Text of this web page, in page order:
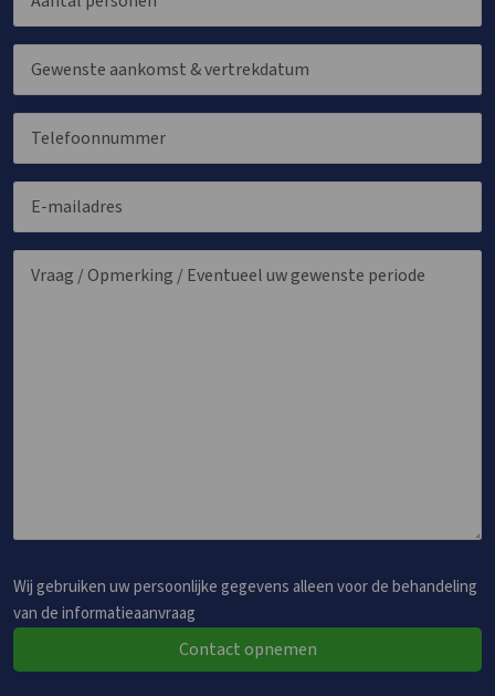
Wij gebruiken uw persoonlijke gegevens alleen voor de behandeling
van de informatieaanvraag
Contact opnemen